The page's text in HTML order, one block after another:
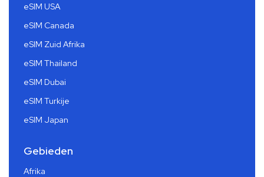
eSIM USA
eSIM Canada
eSIM Zuid Afrika
eSIM Thailand
eSIM Dubai
eSIM Turkije
eSIM Japan
Gebieden
Afrika